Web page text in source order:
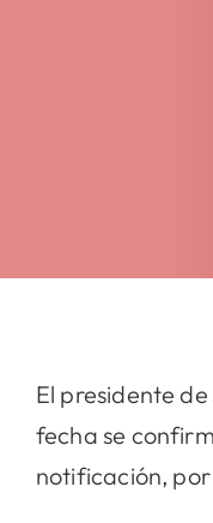
El presidente
fecha se
notificación,